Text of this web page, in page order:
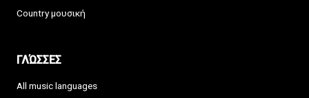
Country μουσική
ΓΛΏΣΣΕΣ
All music languages